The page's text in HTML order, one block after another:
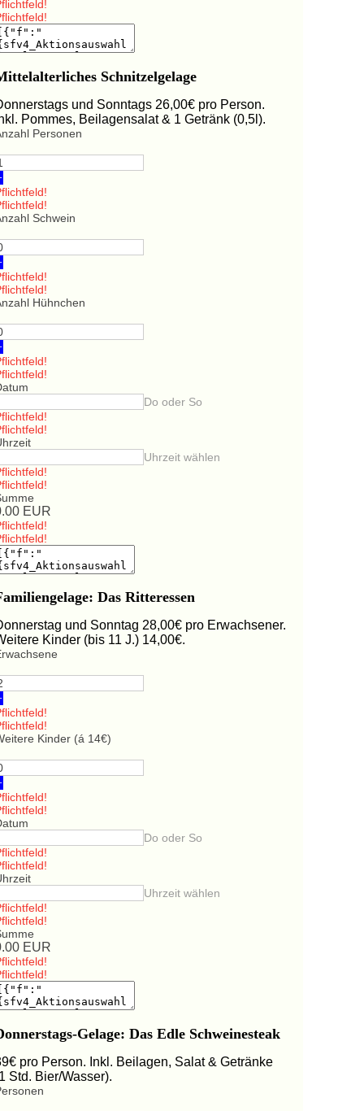
Schnitzelgelage
und Sonntags 26,00€ pro Person.
Pommes, Beilagensalat & 1 Getränk (0,5l).
Personen
Schwein
Hühnchen
Do oder So
Uhrzeit wählen
EUR
Das Ritteressen
und Sonntag 28,00€ pro Erwachsener.
Kinder (bis 11 J.) 14,00€.
Kinder (á 14€)
Do oder So
Uhrzeit wählen
EUR
Gelage: Das Edle Schweinesteak
pro Person. Inkl. Beilagen, Salat & Getränke
Std. Bier/Wasser).